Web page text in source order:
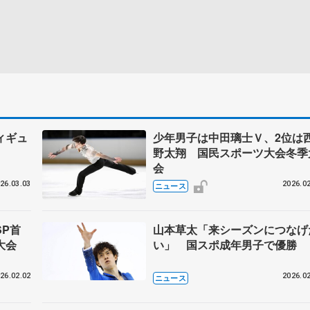
ギュ
少年男子は中田璃士Ｖ、2位は
野太翔 国民スポーツ大会冬季
会
ニュース
首
会
山本草太「来シーズンにつな
い」 国スポ成年男子で優勝
ニュース